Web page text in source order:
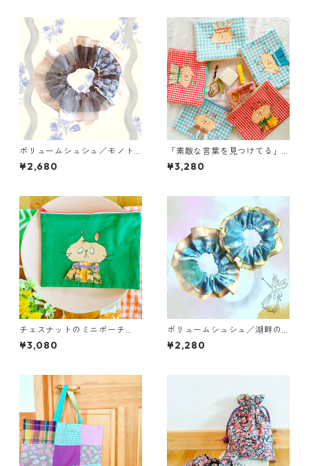
ボリュームシュシュ／モノト
ーンエレガント⋆˙⟡コットンパ
ール付き！リバティプリント
¥2,680
「素敵な言葉を見つけてる」
チェスナットのミニポーチ／
オリジナルハンドプリント
¥3,280
チェスナットのミニポーチ
（グリーン）／オリジナルハ
ンドプリント
¥3,080
ボリュームシュシュ／湖畔の
きらめきと妖精 ˚⊹₊ ⋆【おと
な乙女部】
¥2,280